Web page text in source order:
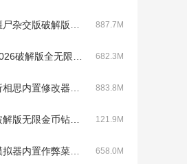
887.7M
682.3M
883.8M
121.9M
658.0M